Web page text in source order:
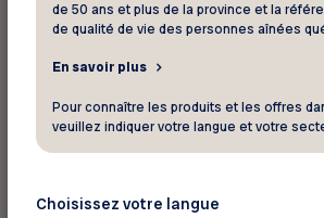
accompagnement personnalisé
tranquillité d’esprit pour votre
suite de la clôture de votre
de 50 ans et plus de la province et la
de qualité de vie des personnes aînées
En savoir plus
Pour connaître les produits et les offres
veuillez indiquer votre langue et votre
Choisissez votre langue